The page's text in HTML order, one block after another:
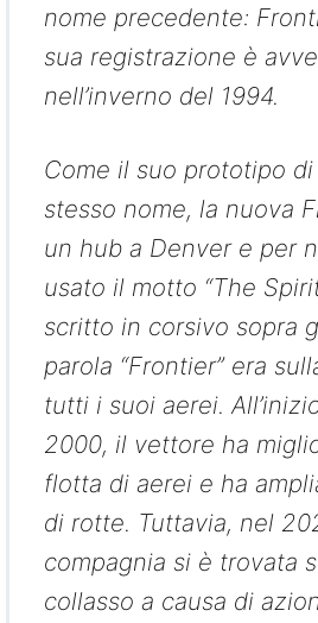
nome precedente:
sua registrazione è
nell’inverno del 1994.
Come il suo prototipo
stesso nome, la nuova
un hub a Denver e per
usato il motto “The
scritto in corsivo sopra
parola “Frontier” era
tutti i suoi aerei.
2000, il vettore ha
flotta di aerei e ha
di rotte. Tuttavia, nel
compagnia si è trovata
collasso a causa di